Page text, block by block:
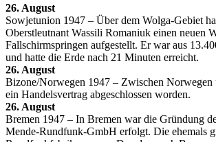
26. August
Sowjetunion 1947 – Über dem Wolga-Gebiet
Oberstleutnant Wassili Romaniuk einen neuen
Fallschirmspringen aufgestellt. Er war aus
und hatte die Erde nach 21 Minuten erreicht.
26. August
Bizone/Norwegen 1947 – Zwischen Norwegen
ein Handelsvertrag abgeschlossen worden.
26. August
Bremen 1947 – In Bremen war die Gründung
Mende-Rundfunk-GmbH erfolgt. Die ehemals